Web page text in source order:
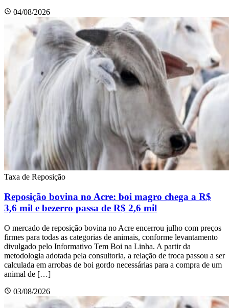
04/08/2026
Taxa de Reposição
Reposição bovina no Acre: boi magro chega a R$
3,6 mil e bezerro passa de R$ 2,6 mil
O mercado de reposição bovina no Acre encerrou julho com preços
firmes para todas as categorias de animais, conforme levantamento
divulgado pelo Informativo Tem Boi na Linha. A partir da
metodologia adotada pela consultoria, a relação de troca passou a ser
calculada em arrobas de boi gordo necessárias para a compra de um
animal de […]
03/08/2026